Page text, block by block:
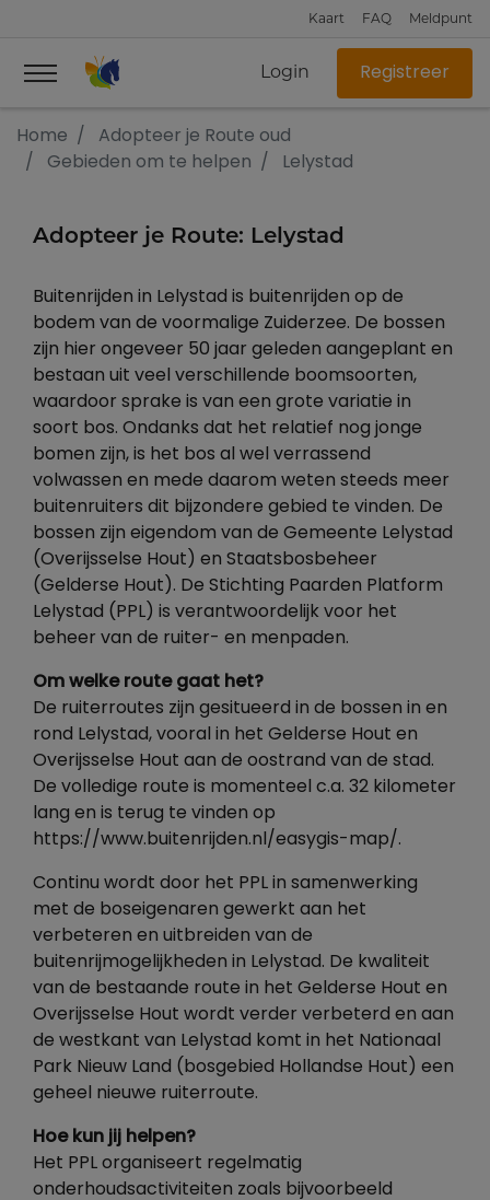
Kaart FAQ Meldpunt
Login Registreer
Home
Adopteer je Route oud
Gebieden om te helpen
Lelystad
Adopteer je Route: Lelystad
Buitenrijden in Lelystad is buitenrijden op de
bodem van de voormalige Zuiderzee. De bossen
zijn hier ongeveer 50 jaar geleden aangeplant en
bestaan uit veel verschillende boomsoorten,
waardoor sprake is van een grote variatie in
soort bos. Ondanks dat het relatief nog jonge
bomen zijn, is het bos al wel verrassend
volwassen en mede daarom weten steeds meer
buitenruiters dit bijzondere gebied te vinden. De
bossen zijn eigendom van de Gemeente Lelystad
(Overijsselse Hout) en Staatsbosbeheer
(Gelderse Hout). De Stichting Paarden Platform
Lelystad (PPL) is verantwoordelijk voor het
beheer van de ruiter- en menpaden.
Om welke route gaat het?
De ruiterroutes zijn gesitueerd in de bossen in en
rond Lelystad, vooral in het Gelderse Hout en
Overijsselse Hout aan de oostrand van de stad.
De volledige route is momenteel c.a. 32 kilometer
lang en is terug te vinden op
https://www.buitenrijden.nl/easygis-map/.
Continu wordt door het PPL in samenwerking
met de boseigenaren gewerkt aan het
verbeteren en uitbreiden van de
buitenrijmogelijkheden in Lelystad. De kwaliteit
van de bestaande route in het Gelderse Hout en
Overijsselse Hout wordt verder verbeterd en aan
de westkant van Lelystad komt in het Nationaal
Park Nieuw Land (bosgebied Hollandse Hout) een
geheel nieuwe ruiterroute.
Hoe kun jij helpen?
Het PPL organiseert regelmatig
onderhoudsactiviteiten zoals bijvoorbeeld